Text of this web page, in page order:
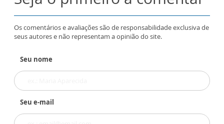
Os comentários e avaliações são de responsabilidade exclusiva de
seus autores e não representam a opinião do site.
Seu nome
Seu e-mail